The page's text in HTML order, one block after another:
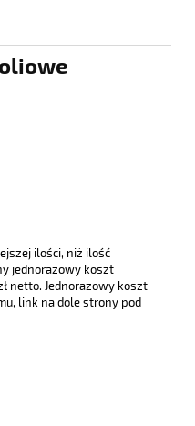
ilości, niż ilość
jednorazowy koszt
netto. Jednorazowy koszt
link na dole strony pod